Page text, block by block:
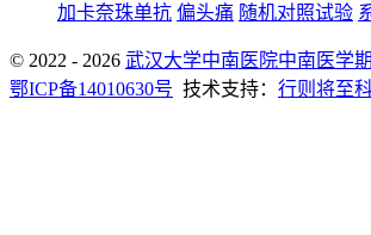
加卡奈珠单抗 偏头痛 随机对照试验
© 2022 - 2026 武汉大学中南医院中南医学
鄂ICP备14010630号 技术支持： 行则将至